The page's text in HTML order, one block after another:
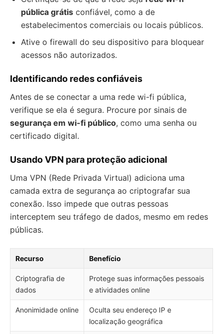
pública grátis confiável, como a de
estabelecimentos comerciais ou locais públicos.
Ative o firewall do seu dispositivo para bloquear
acessos não autorizados.
Identificando redes confiáveis
Antes de se conectar a uma rede wi-fi pública,
verifique se ela é segura. Procure por sinais de
segurança em wi-fi público, como uma senha ou
certificado digital.
Usando VPN para proteção adicional
Uma VPN (Rede Privada Virtual) adiciona uma
camada extra de segurança ao criptografar sua
conexão. Isso impede que outras pessoas
interceptem seu tráfego de dados, mesmo em redes
públicas.
Recurso Benefício
Criptografia de
dados
Protege suas informações pessoais
e atividades online
Anonimidade online
Oculta seu endereço IP e
localização geográfica